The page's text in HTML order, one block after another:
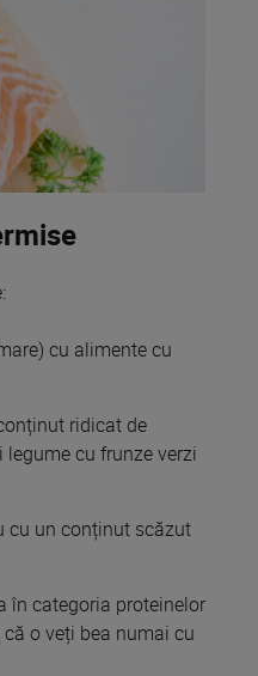
) cu alimente cu
ridicat de
cu frunze verzi
cu un conținut scăzut
în categoria proteinelor
o veți bea numai cu